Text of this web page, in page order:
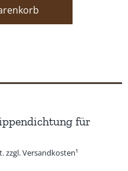
für
zzgl. Versandkosten¹